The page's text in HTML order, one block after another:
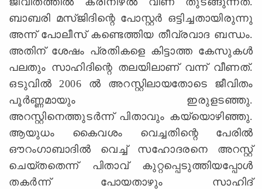
ബാബരി മസ്‌ജിദിന്റെ പോസ്റ്റര്‍ ഒട്ടിച്ചതായിരുന്നു
അന്ന്‌ പോലീസ്‌ കണ്ടെത്തിയ തീവ്രവാദ ബന്ധം.
അതിന്‌ ശേഷം പ്രതികളെ കിട്ടാത്ത കേസുകള്‍
പലതും സാഹിദിന്റെ തലയിലാണ്‌ വന്ന്‌ വീണത്‌.
ഒടുവില്‍ 2006 ല്‍ അറസ്റ്റിലായതോടെ ജീവിതം
പൂര്‍ണ്ണമായും ഇരുളടഞ്ഞു.
അറസ്റ്റിനെത്തുടര്‍ന്ന്‌ പിതാവും കയ്യൊഴിഞ്ഞു.
ആയുധം കൈവശം വെച്ചതിന്റെ പേരില്‍
ഔറംഗാബാദില്‍ വെച്ച്‌ സഹോദരനെ അറസ്റ്റ്‌
ചെയ്‌തതെന്ന്‌ പിതാവ്‌ കുറ്റപ്പെടുത്തിയപ്പോള്‍
തകര്‍ന്ന്‌ പോയതാഴും സാഹിദ്‌